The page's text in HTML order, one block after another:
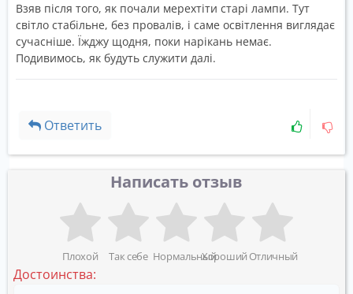
Взяв після того, як почали мерехтіти старі лампи. Тут
світло стабільне, без провалів, і саме освітлення виглядає
сучасніше. Їжджу щодня, поки нарікань немає.
Подивимось, як будуть служити далі.
Ответить
Написать отзыв
Плохой Так себе НормальныйХороший Отличный
Достоинства: